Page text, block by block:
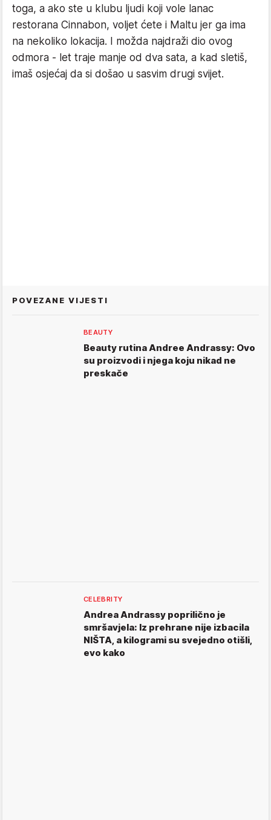
toga, a ako ste u klubu ljudi koji vole lanac
restorana Cinnabon, voljet ćete i Maltu jer ga ima
na nekoliko lokacija. I možda najdraži dio ovog
odmora - let traje manje od dva sata, a kad sletiš,
imaš osjećaj da si došao u sasvim drugi svijet.
POVEZANE VIJESTI
BEAUTY
Beauty rutina Andree Andrassy: Ovo
su proizvodi i njega koju nikad ne
preskače
CELEBRITY
Andrea Andrassy poprilično je
smršavjela: Iz prehrane nije izbacila
NIŠTA, a kilogrami su svejedno otišli,
evo kako